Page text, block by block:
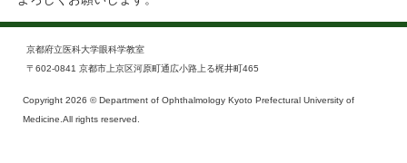
京都府立医科大学眼科学教室
〒602-0841 京都市上京区河原町通広小路上る梶井町465
Copyright 2026 © Department of Ophthalmology Kyoto Prefectural University of
Medicine.All rights reserved.